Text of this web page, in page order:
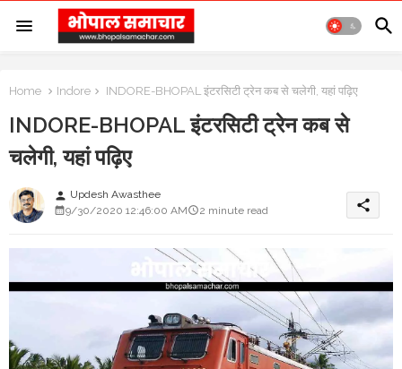
Home Indore INDORE-BHOPAL इंटरसिटी ट्रेन कब से चलेगी, यहां पढ़िए
INDORE-BHOPAL इंटरसिटी ट्रेन कब से
चलेगी, यहां पढ़िए
person Updesh Awasthee
9/30/2020 12:46:00 AM
2 minute read share